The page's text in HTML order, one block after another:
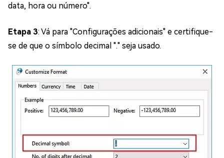
data, hora ou número".
Etapa 3: Vá para "Configurações adicionais" e certifique-
se de que o símbolo decimal "." seja usado.